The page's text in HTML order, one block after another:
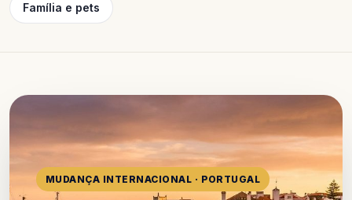
Família e pets
MUDANÇA INTERNACIONAL · PORTUGAL